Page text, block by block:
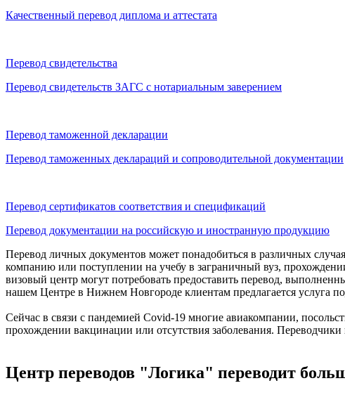
Качественный перевод диплома и аттестата
Перевод свидетельства
Перевод свидетельств ЗАГС с нотариальным заверением
Перевод таможенной декларации
Перевод таможенных деклараций и сопроводительной документации
Перевод сертификатов соответствия и спецификаций
Перевод документации на российскую и иностранную продукцию
Перевод личных документов может понадобиться в различных
компанию или поступлении на учебу в заграничный вуз,
визовый центр могут потребовать предоставить перевод,
нашем Центре в Нижнем Новгороде клиентам предлагается услуга
Сейчас в связи с пандемией Covid-19 многие авиакомпании,
прохождении вакцинации или отсутствия заболевания.
Центр переводов "Логика" переводит